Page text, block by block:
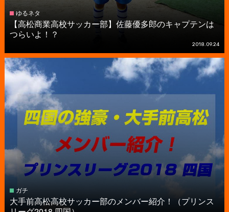
ゆるネタ
【高松商業高校サッカー部】佐藤優多郎のキャプテンは
つらいよ！？
2018.09.24
ガチ
大手前高松高校サッカー部のメンバー紹介！（プリンス